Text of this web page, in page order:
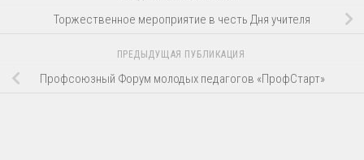
Торжественное мероприятие в честь Дня учителя
ПРЕДЫДУЩАЯ ПУБЛИКАЦИЯ
Профсоюзный Форум молодых педагогов «ПрофСтарт»